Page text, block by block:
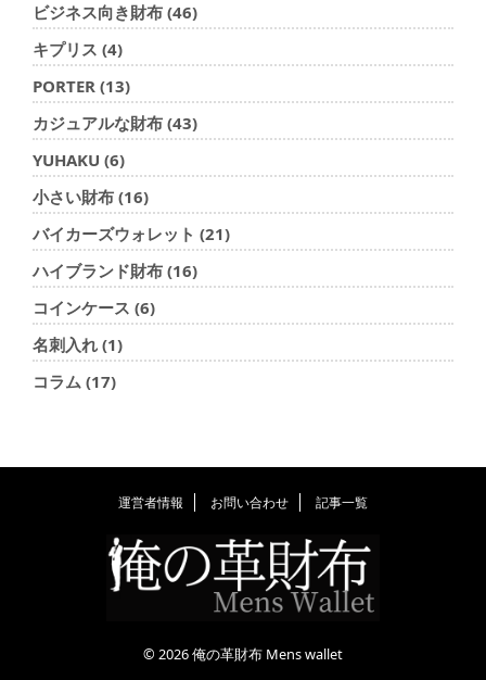
ビジネス向き財布 (46)
キプリス (4)
PORTER (13)
カジュアルな財布 (43)
YUHAKU (6)
小さい財布 (16)
バイカーズウォレット (21)
ハイブランド財布 (16)
コインケース (6)
名刺入れ (1)
コラム (17)
運営者情報 お問い合わせ 記事一覧
© 2026 俺の革財布 Mens wallet